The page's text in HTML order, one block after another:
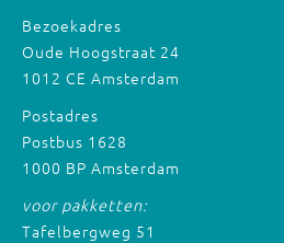
Bezoekadres
Oude Hoogstraat 24
1012 CE Amsterdam
Postadres
Postbus 1628
1000 BP Amsterdam
voor pakketten:
Tafelbergweg 51